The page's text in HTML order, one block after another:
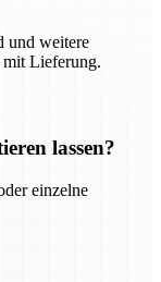
und weitere
mit Lieferung.
lassen?
einzelne